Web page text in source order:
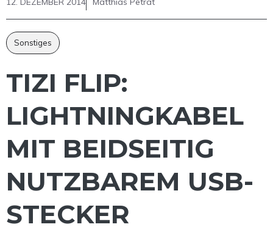
Sonstiges
TIZI FLIP:
LIGHTNINGKABEL
MIT BEIDSEITIG
NUTZBAREM USB-
STECKER